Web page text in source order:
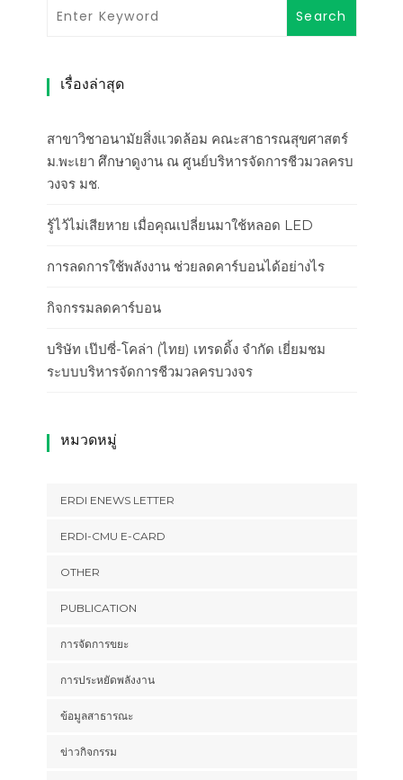
เรื่องล่าสุด
สาขาวิชาอนามัยสิ่งแวดล้อม คณะสาธารณสุขศาสตร์
ม.พะเยา ศึกษาดูงาน ณ ศูนย์บริหารจัดการชีวมวลครบ
วงจร มช.
รู้ไว้ไม่เสียหาย เมื่อคุณเปลี่ยนมาใช้หลอด LED
การลดการใช้พลังงาน ช่วยลดคาร์บอนได้อย่างไร
กิจกรรมลดคาร์บอน
บริษัท เป๊ปซี่-โคล่า (ไทย) เทรดดิ้ง จำกัด เยี่ยมชม
ระบบบริหารจัดการชีวมวลครบวงจร
หมวดหมู่
ERDI ENEWS LETTER
ERDI-CMU E-CARD
OTHER
PUBLICATION
การจัดการขยะ
การประหยัดพลังงาน
ข้อมูลสาธารณะ
ข่าวกิจกรรม